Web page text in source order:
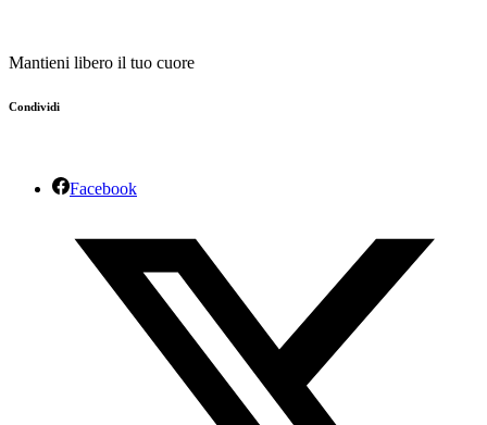
Mantieni libero il tuo cuore
Condividi
Facebook